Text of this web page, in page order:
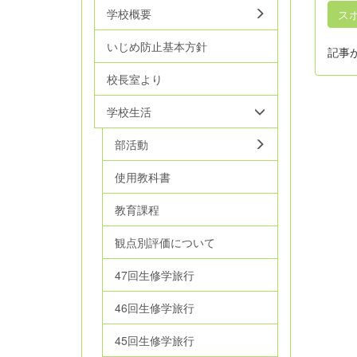
ス
記事
学校概要
いじめ防止基本方針
校長室より
学校生活
部活動
使用教科書
教育課程
観点別評価について
47回生修学旅行
46回生修学旅行
45回生修学旅行